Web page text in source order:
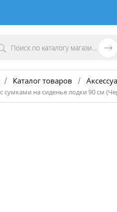
/ Каталог товаров /
сумками на сиденье лодки 90 см